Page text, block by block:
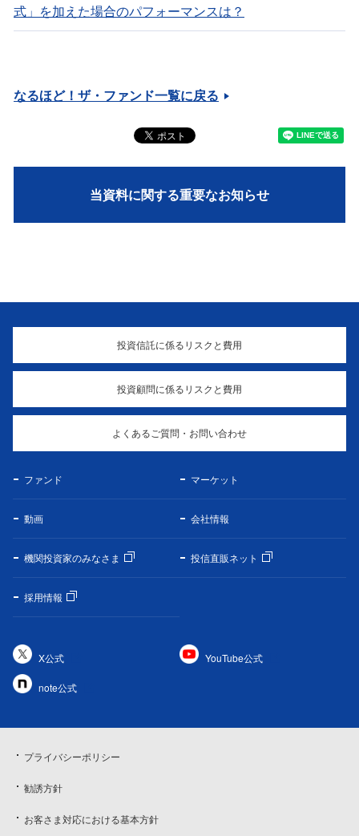
式」を加えた場合のパフォーマンスは？
なるほど！ザ・ファンド一覧に戻る
当資料に関する重要なお知らせ
投資信託に係るリスクと費用
投資顧問に係るリスクと費用
よくあるご質問・お問い合わせ
ファンド マーケット
動画 会社情報
機関投資家のみなさま 投信直販ネット
採用情報
X公式 YouTube公式
note公式
プライバシーポリシー
勧誘方針
お客さま対応における基本方針